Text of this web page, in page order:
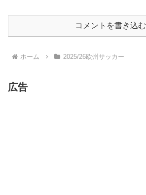
コメントを書き込む
ホーム 2025/26欧州サッカー
広告